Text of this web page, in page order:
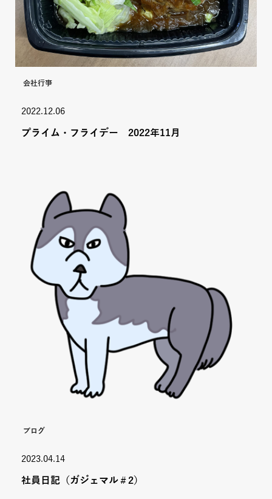
会社行事
2022.12.06
プライム・フライデー 2022年11月
ブログ
2023.04.14
社員日記（ガジェマル＃2）